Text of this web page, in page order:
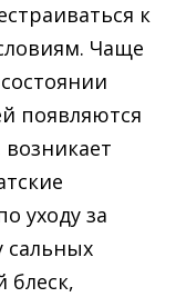
к
Чаще
появляются
уходу за
сальных
блеск,